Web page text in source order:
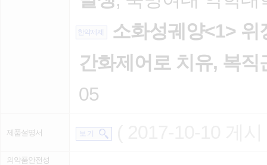
한약제제
소화성궤양<1> 위
간화제어로 치유, 복
05
제품설명서 보 기
의약품안전성